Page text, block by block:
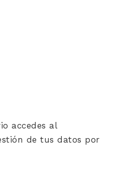
accedes al
de tus datos por